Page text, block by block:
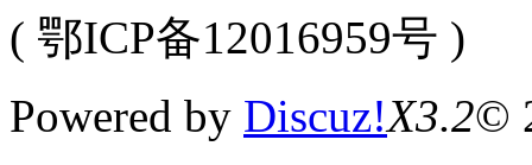
( 鄂ICP备12016959号 )
Powered by Discuz!X3.2©